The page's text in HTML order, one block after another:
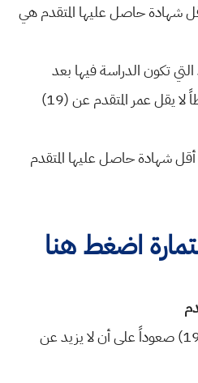
شهادة حاصل عليها المتقدم هي
تكون الدراسة فيها بعد
الإعدادية، ولكافة المراحل شرطاً لا يقل عمر المتقدم عن (19)
شهادة حاصل عليها المتقدم
اضغط هنا
1. أن يكون من مواليد (1970) صعوداً على أن لا يزيد عن